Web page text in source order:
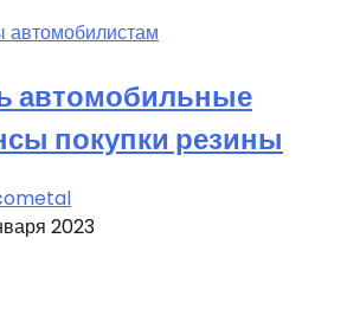
автомобилистам
автомобильные
покупки резины
2023